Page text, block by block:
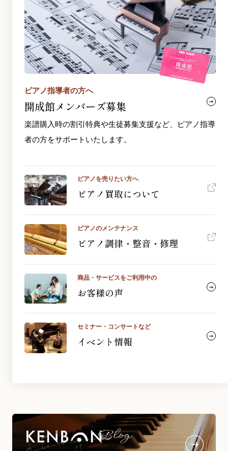
ピアノ指導者の方へ
開成館メンバーズ募集
楽譜購入時の割引特典や生徒募集支援など、ピアノ指導
者の方をサポートいたします。
ピアノを売りたい方へ
ピアノ買取について
ピアノのメンテナンス
ピアノ調律・整音・修理
商品・サービスをご利用中の
お客様の声
セミナー・コンサートなど
イベント情報